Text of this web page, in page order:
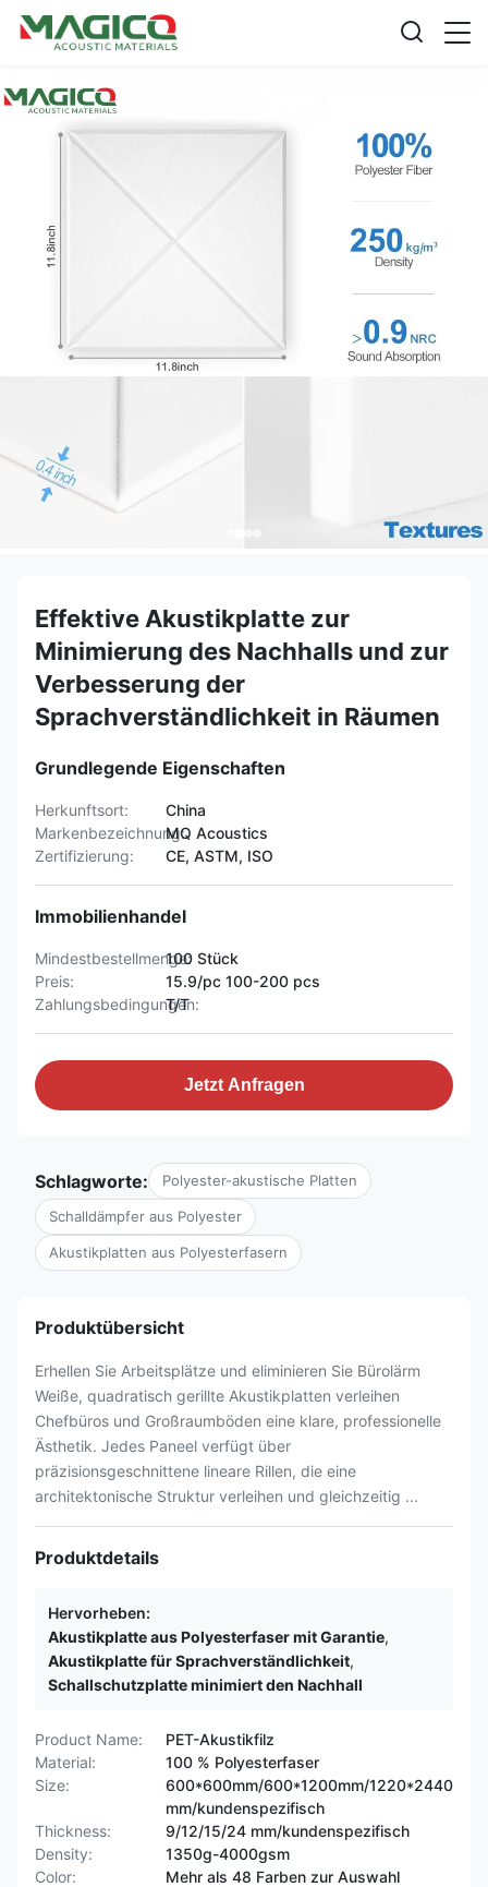
Effektive Akustikplatte zur
Minimierung des Nachhalls und zur
Verbesserung der
Sprachverständlichkeit in Räumen
Grundlegende Eigenschaften
Herkunftsort:
China
Markenbezeichnung:MQ Acoustics
Zertifizierung:
CE, ASTM, ISO
Immobilienhandel
Mindestbestellmenge:100 Stück
Preis:
15.9/pc 100-200 pcs
Zahlungsbedingungen:
T/T
Jetzt Anfragen
Schlagworte: Polyester-akustische Platten
Schalldämpfer aus Polyester
Akustikplatten aus Polyesterfasern
Produktübersicht
Erhellen Sie Arbeitsplätze und eliminieren Sie Bürolärm
Weiße, quadratisch gerillte Akustikplatten verleihen
Chefbüros und Großraumböden eine klare, professionelle
Ästhetik. Jedes Paneel verfügt über
präzisionsgeschnittene lineare Rillen, die eine
architektonische Struktur verleihen und gleichzeitig ...
Produktdetails
Hervorheben:
Akustikplatte aus Polyesterfaser mit Garantie,
Akustikplatte für Sprachverständlichkeit,
Schallschutzplatte minimiert den Nachhall
Product Name:
PET-Akustikfilz
Material:
100 % Polyesterfaser
Size:
600*600mm/600*1200mm/1220*2440
mm/kundenspezifisch
Thickness:
9/12/15/24 mm/kundenspezifisch
Density:
1350g-4000gsm
Color:
Mehr als 48 Farben zur Auswahl